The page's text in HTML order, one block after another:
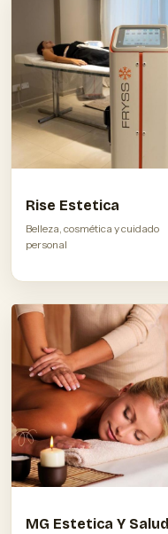
Rise Estetica
Belleza, cosmética y cuidado
personal
MG Estetica Y Salud